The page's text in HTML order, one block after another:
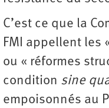
C’est ce que la
FMI appellent les
ou « réformes
condition sine
empoisonnés au